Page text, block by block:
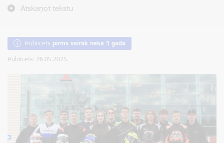
Atskaņot tekstu
Publicēts pirms vairāk nekā 1 gada
Publicēts: 26.05.2025.